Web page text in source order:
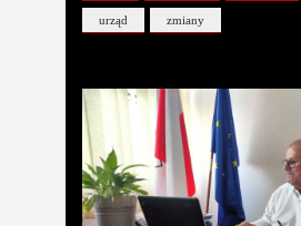
urząd zmiany